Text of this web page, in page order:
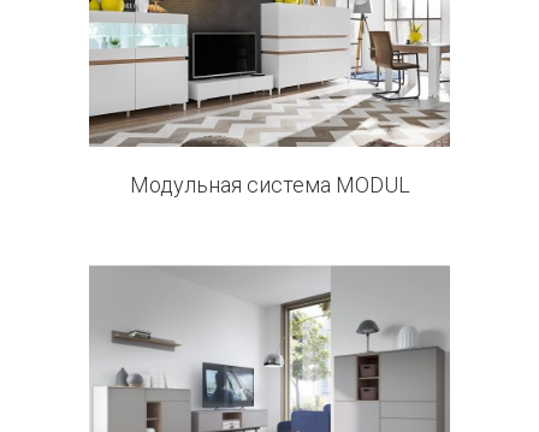
2 products
Модульная система MODUL
0 products